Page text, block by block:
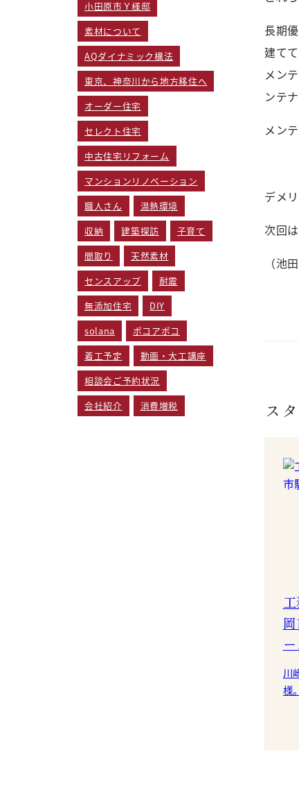
長期
建て
メン
ンテ
メン
デメ
次回
（池田
ス
川
様。 弊社では、「都会的なスマートな
小田原市Ｙ様邸
素材について
AQダイナミック構法
東京、神奈川から地方移住へ
オーダー住宅
セレクト住宅
中古住宅リフォーム
マンションリノベーション
職人さん
温熱環境
収納
建築探訪
子育て
間取り
天然素材
センスアップ
耐震
無添加住宅
DIY
solana
ポコアポコ
着工予定
動画・大工講座
相談会ご予約状況
会社紹介
消費増税